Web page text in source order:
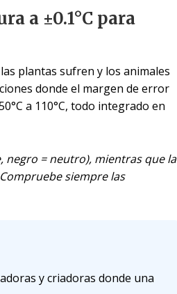
a ±0.1°C para
plantas sufren y los animales
donde el margen de error
a 110°C, todo integrado en
negro = neutro), mientras que la
siempre las
y criadoras donde una